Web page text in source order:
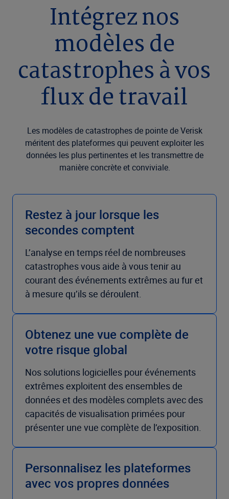
Intégrez nos
modèles de
catastrophes à vos
flux de travail
Les modèles de catastrophes de pointe de Verisk
méritent des plateformes qui peuvent exploiter les
données les plus pertinentes et les transmettre de
manière concrète et conviviale.
Restez à jour lorsque les
secondes comptent
L’analyse en temps réel de nombreuses
catastrophes vous aide à vous tenir au
courant des événements extrêmes au fur et
à mesure qu’ils se déroulent.
Obtenez une vue complète de
votre risque global
Nos solutions logicielles pour événements
extrêmes exploitent des ensembles de
données et des modèles complets avec des
capacités de visualisation primées pour
présenter une vue complète de l’exposition.
Personnalisez les plateformes
avec vos propres données